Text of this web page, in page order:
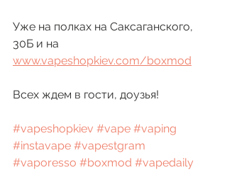
Уже на полках на Саксаганского,
30Б и на
www.vapeshopkiev.com/boxmod
Всех ждем в гости, доузья!
#vapeshopkiev #vape #vaping
#instavape #vapestgram
#vaporesso #boxmod #vapedaily